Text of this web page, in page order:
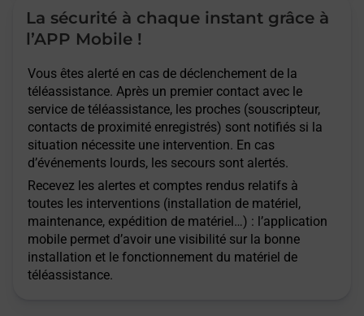
La sécurité à chaque instant grâce à
l’APP Mobile !
Vous êtes alerté en cas de déclenchement de la
téléassistance. Après un premier contact avec le
service de téléassistance, les proches (souscripteur,
contacts de proximité enregistrés) sont notifiés si la
situation nécessite une intervention. En cas
d’événements lourds, les secours sont alertés.
Recevez les alertes et comptes rendus relatifs à
toutes les interventions (installation de matériel,
maintenance, expédition de matériel…) : l’application
mobile permet d’avoir une visibilité sur la bonne
installation et le fonctionnement du matériel de
téléassistance.